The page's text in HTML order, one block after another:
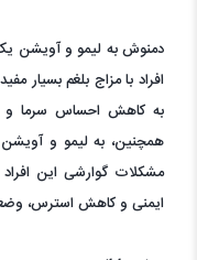
دمنوش به لیمو و آویشن
افراد با مزاج بلغم
به کاهش احساس سرما و
همچنین، به لیمو و
مشکلات گوارشی این
ایمنی و کاهش استرس،